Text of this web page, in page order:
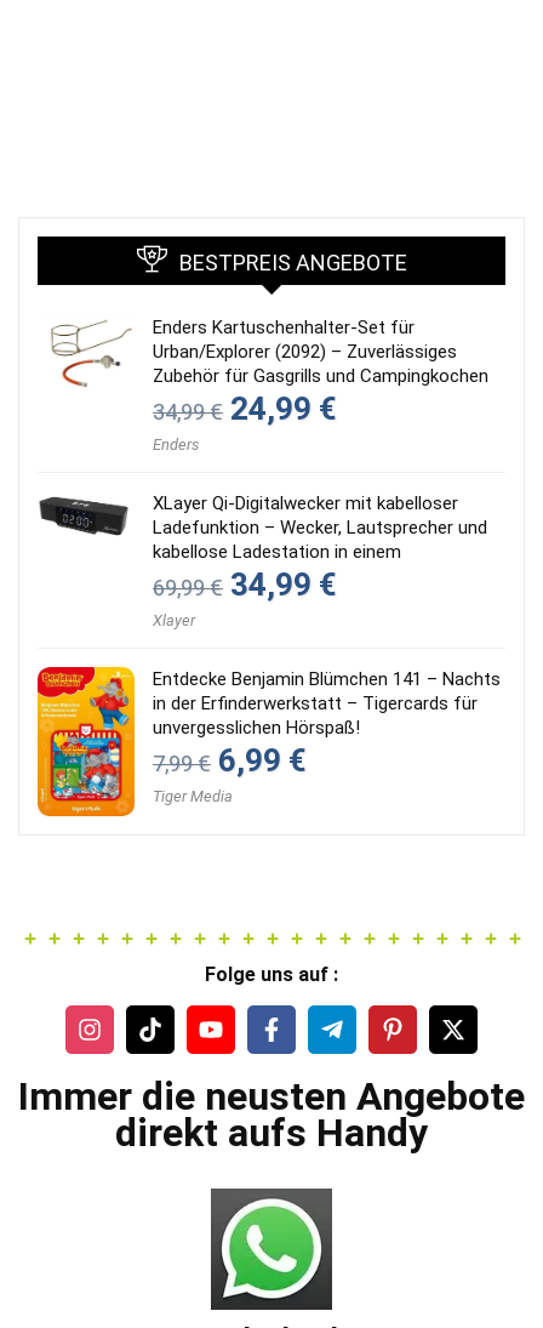
BESTPREIS ANGEBOTE
Enders Kartuschenhalter-Set für
Urban/Explorer (2092) – Zuverlässiges
Zubehör für Gasgrills und Campingkochen
34,99€ Ursprünglicher
Preis
24,99 €
Enders
XLayer Qi-Digitalwecker mit kabelloser
Ladefunktion – Wecker, Lautsprecher und
kabellose Ladestation in einem
69,99€ Ursprünglicher
Preis
34,99 €
Xlayer
Entdecke Benjamin Blümchen 141 – Nachts
in der Erfinderwerkstatt – Tigercards für
unvergesslichen Hörspaß!
7,99€ Ursprünglicher
Preis
war:
7,99 €
6,99 €
Tiger Media
Folge uns auf :
Immer die neusten Angebote
direkt aufs Handy